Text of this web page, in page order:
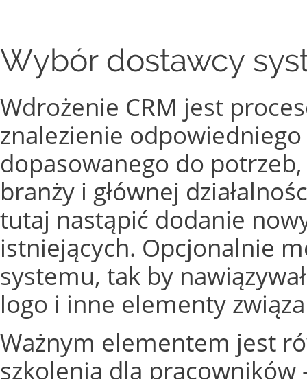
Wybór dostawcy
Wdrożenie CRM jest
znalezienie
dopasowanego do
branży i głównej
tutaj nastąpić dodanie
istniejących. Opcjonalnie
systemu, tak by
logo i inne elementy
Ważnym elementem jest
szkolenia dla